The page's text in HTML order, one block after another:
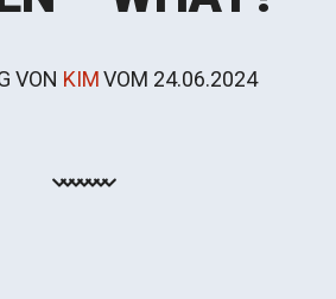
VON KIMVOM 24.06.2024